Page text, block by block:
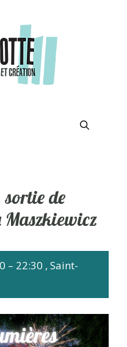
sortie de
– 22:30 , Saint-